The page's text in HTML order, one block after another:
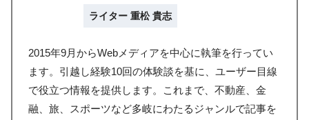
ライター 重松 貴志
2015年9月からWebメディアを中心に執筆を行ってい
ます。引越し経験10回の体験談を基に、ユーザー目線
で役立つ情報を提供します。これまで、不動産、金
融、旅、スポーツなど多岐にわたるジャンルで記事を